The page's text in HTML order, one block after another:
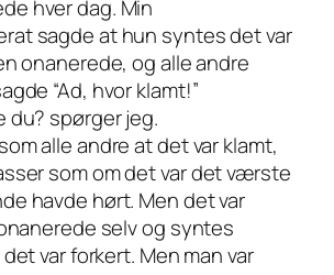
hver dag. Min
sagde at hun syntes det var
onanerede, og alle andre
“Ad, hvor klamt!”
du? spørger jeg.
alle andre at det var klamt,
som om det var det værste
havde hørt. Men det var
selv og syntes
var forkert. Men man var